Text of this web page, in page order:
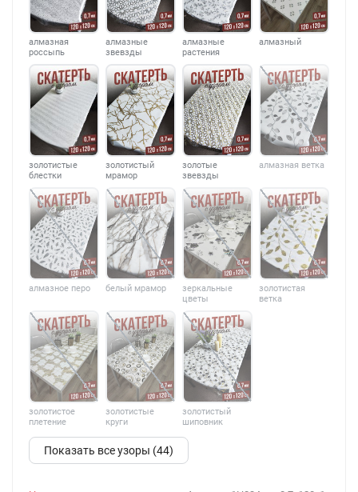
алмазная
россыпь
алмазные
звевзды
алмазные
растения
алмазный
золотистые
блестки
золотистый
мрамор
золотые
звевзды
алмазная ветка
алмазное перо белый мрамор
зеркальные
цветы
золотистая
ветка
золотистое
плетение
золотистые
круги
золотистый
шиповник
Показать все узоры (44)